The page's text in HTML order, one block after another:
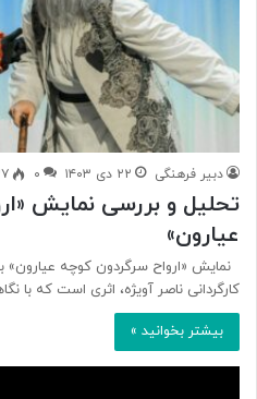
دبیر فرهنگی ۲۲ دی ۱۴۰۳ ۰
تحلیل و بررسی نمایش
عیارون»
نمایش «ارواح سرگردون کوچه
کارگردانی ناصر آویژه، اثری است که با
بیشتر بخوانید »